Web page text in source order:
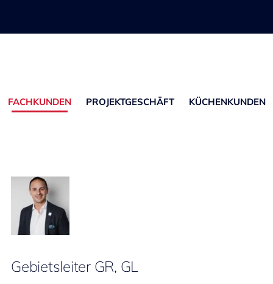
FACHKUNDEN PROJEKTGESCHÄFT KÜCHENKUNDEN
Gebietsleiter GR, GL